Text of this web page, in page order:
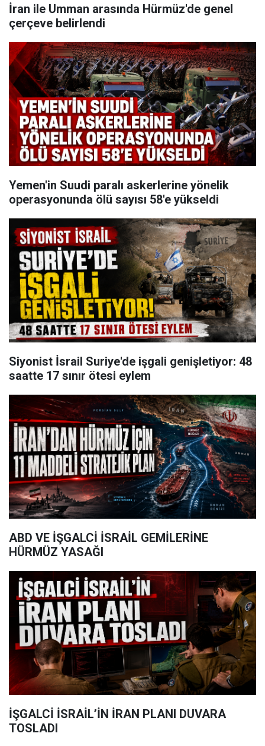
İran ile Umman arasında Hürmüz'de genel
çerçeve belirlendi
Yemen'in Suudi paralı askerlerine yönelik
operasyonunda ölü sayısı 58'e yükseldi
Siyonist İsrail Suriye'de işgali genişletiyor: 48
saatte 17 sınır ötesi eylem
ABD VE İŞGALCİ İSRAİL GEMİLERİNE
HÜRMÜZ YASAĞI
İŞGALCİ İSRAİL’İN İRAN PLANI DUVARA
TOSLADI